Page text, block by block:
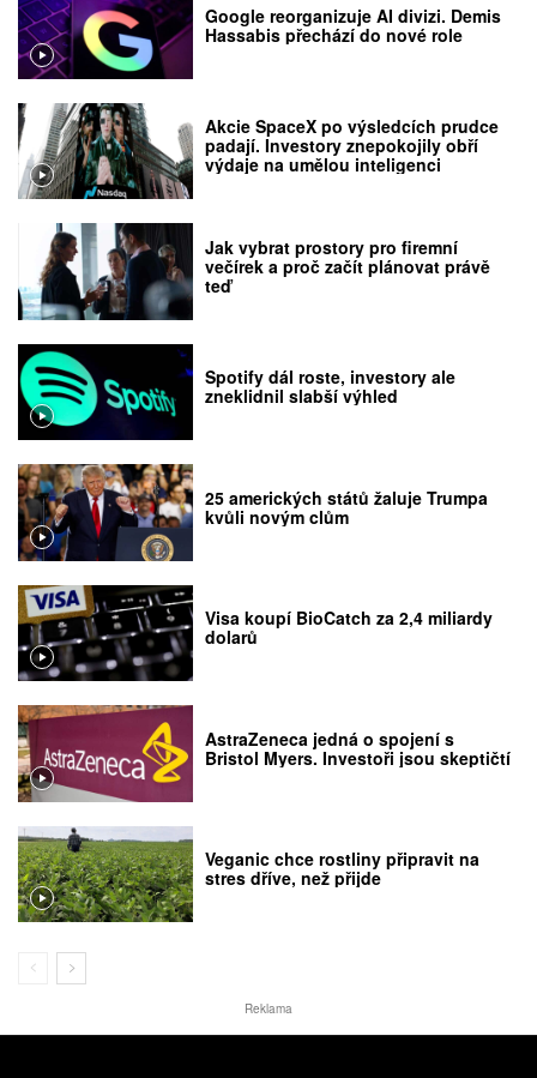
Google reorganizuje AI divizi. Demis
Hassabis přechází do nové role
Akcie SpaceX po výsledcích prudce
padají. Investory znepokojily obří
výdaje na umělou inteligenci
Jak vybrat prostory pro firemní
večírek a proč začít plánovat právě
teď
Spotify dál roste, investory ale
zneklidnil slabší výhled
25 amerických států žaluje Trumpa
kvůli novým clům
Visa koupí BioCatch za 2,4 miliardy
dolarů
AstraZeneca jedná o spojení s
Bristol Myers. Investoři jsou skeptičtí
Veganic chce rostliny připravit na
stres dříve, než přijde
Reklama